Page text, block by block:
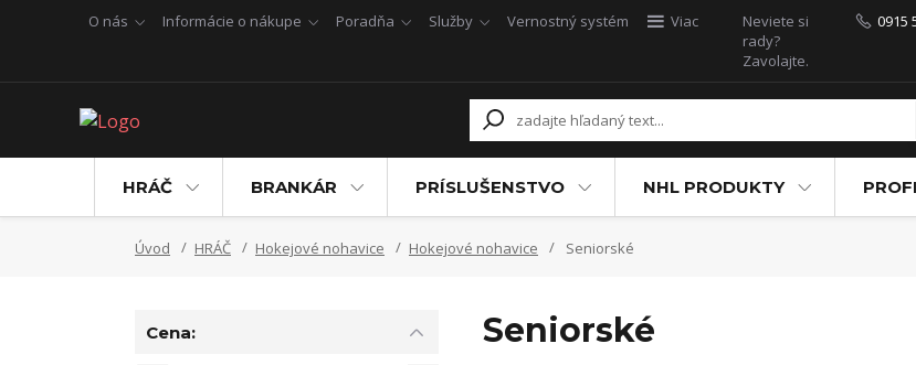
O nás Informácie o nákupe Poradňa Služby Vernostný systém Viac
Neviete si
rady?
Zavolajte.
0915
HRÁČ BRANKÁR PRÍSLUŠENSTVO NHL PRODUKTY
Úvod HRÁČ Hokejové nohavice Hokejové nohavice Seniorské
Seniorské
Cena: